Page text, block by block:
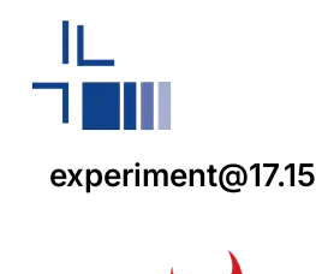
experiment@17.15